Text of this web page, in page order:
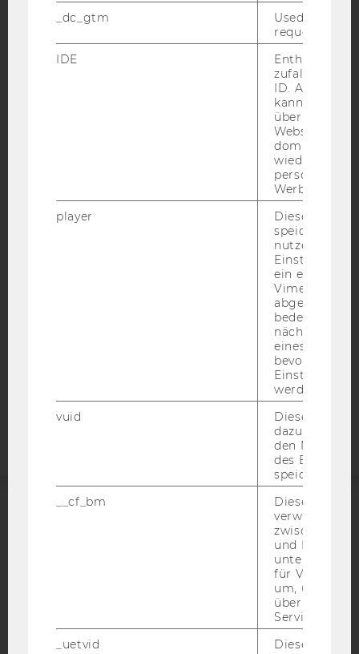
Bluesky
BARRIEREFREIHEITSERKLÄRUNG WEBSEITE
DATENSCHUTZERKLÄRUNG SOCIAL MEDIA
STUDIENBEWERBER*INNEN UND STUDIERENDE
Barrierefreiheitserklärung
AMBA
_dc_gtm
Used to
request rate.
IDE
Enthält eine
ID. Anhand
kann Google
über
Websites
Werbung
player
Dieses Cookie
speichert
ein
Vimeo-Video
abgespielt
bedeutet,
nächsten
eines Vimeo-
bevorzugten
werden.
vuid
Dieser
dazu
den
des
speichern.
__cf_bm
Dieses
verwendet,
zwischen
und Bots zu
für Vimeo
um, um
über die
Service zu
_uetvid
Dieses